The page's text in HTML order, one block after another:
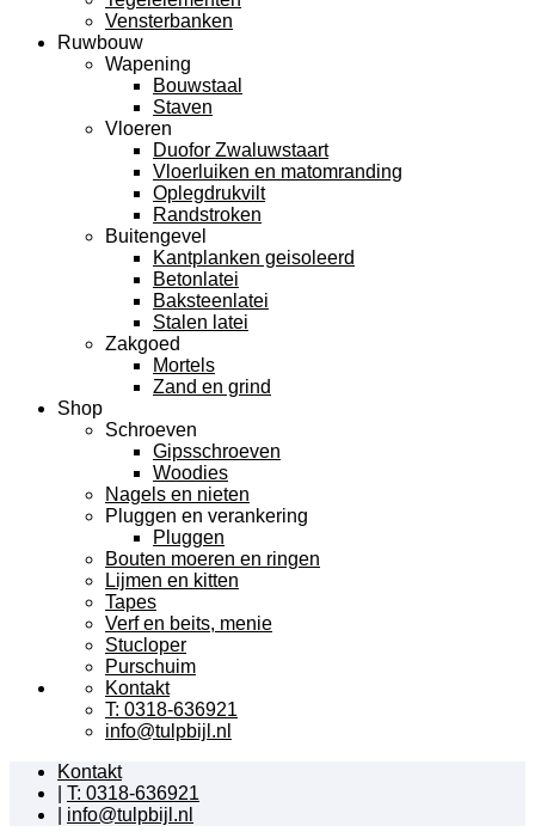
Vensterbanken
Ruwbouw
Wapening
Bouwstaal
Staven
Vloeren
Duofor Zwaluwstaart
Vloerluiken en matomranding
Oplegdrukvilt
Randstroken
Buitengevel
Kantplanken geisoleerd
Betonlatei
Baksteenlatei
Stalen latei
Zakgoed
Mortels
Zand en grind
Shop
Schroeven
Gipsschroeven
Woodies
Nagels en nieten
Pluggen en verankering
Pluggen
Bouten moeren en ringen
Lijmen en kitten
Tapes
Verf en beits, menie
Stucloper
Purschuim
Kontakt
T: 0318-636921
info@tulpbijl.nl
Kontakt
T: 0318-636921
info@tulpbijl.nl